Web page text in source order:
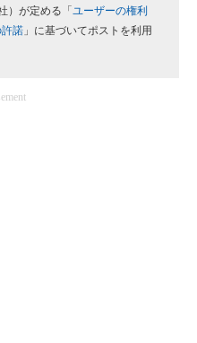
）が定める「 ユーザーの権利
諾 」に基づいてポストを利用